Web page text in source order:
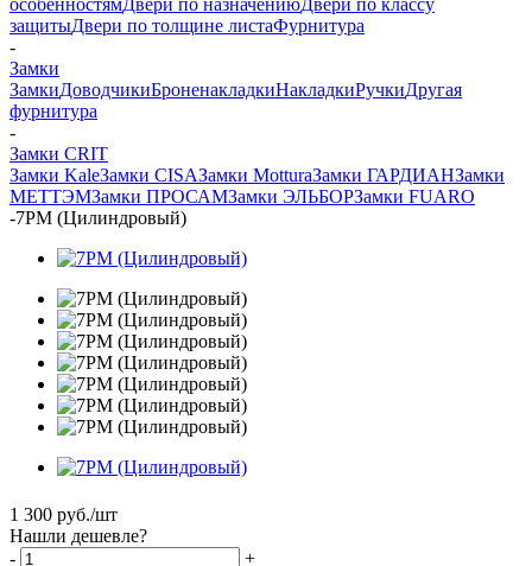
защитыДвери по толщине листаФурнитура
-
Замки
ЗамкиДоводчикиБроненакладкиНакладкиРучкиДругая
фурнитура
-
Замки CRIT
Замки KaleЗамки CISAЗамки MotturaЗамки ГАРДИАНЗамки
МЕТТЭМЗамки ПРОСАМЗамки ЭЛЬБОРЗамки FUARO
-7РМ (Цилиндровый)
1 300 руб./шт
Нашли дешевле?
-
+